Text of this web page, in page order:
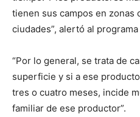
tienen sus campos en zonas
ciudades”, alertó al programa
“Por lo general, se trata de
superficie y si a ese
tres o cuatro meses, incide
familiar de ese productor”.